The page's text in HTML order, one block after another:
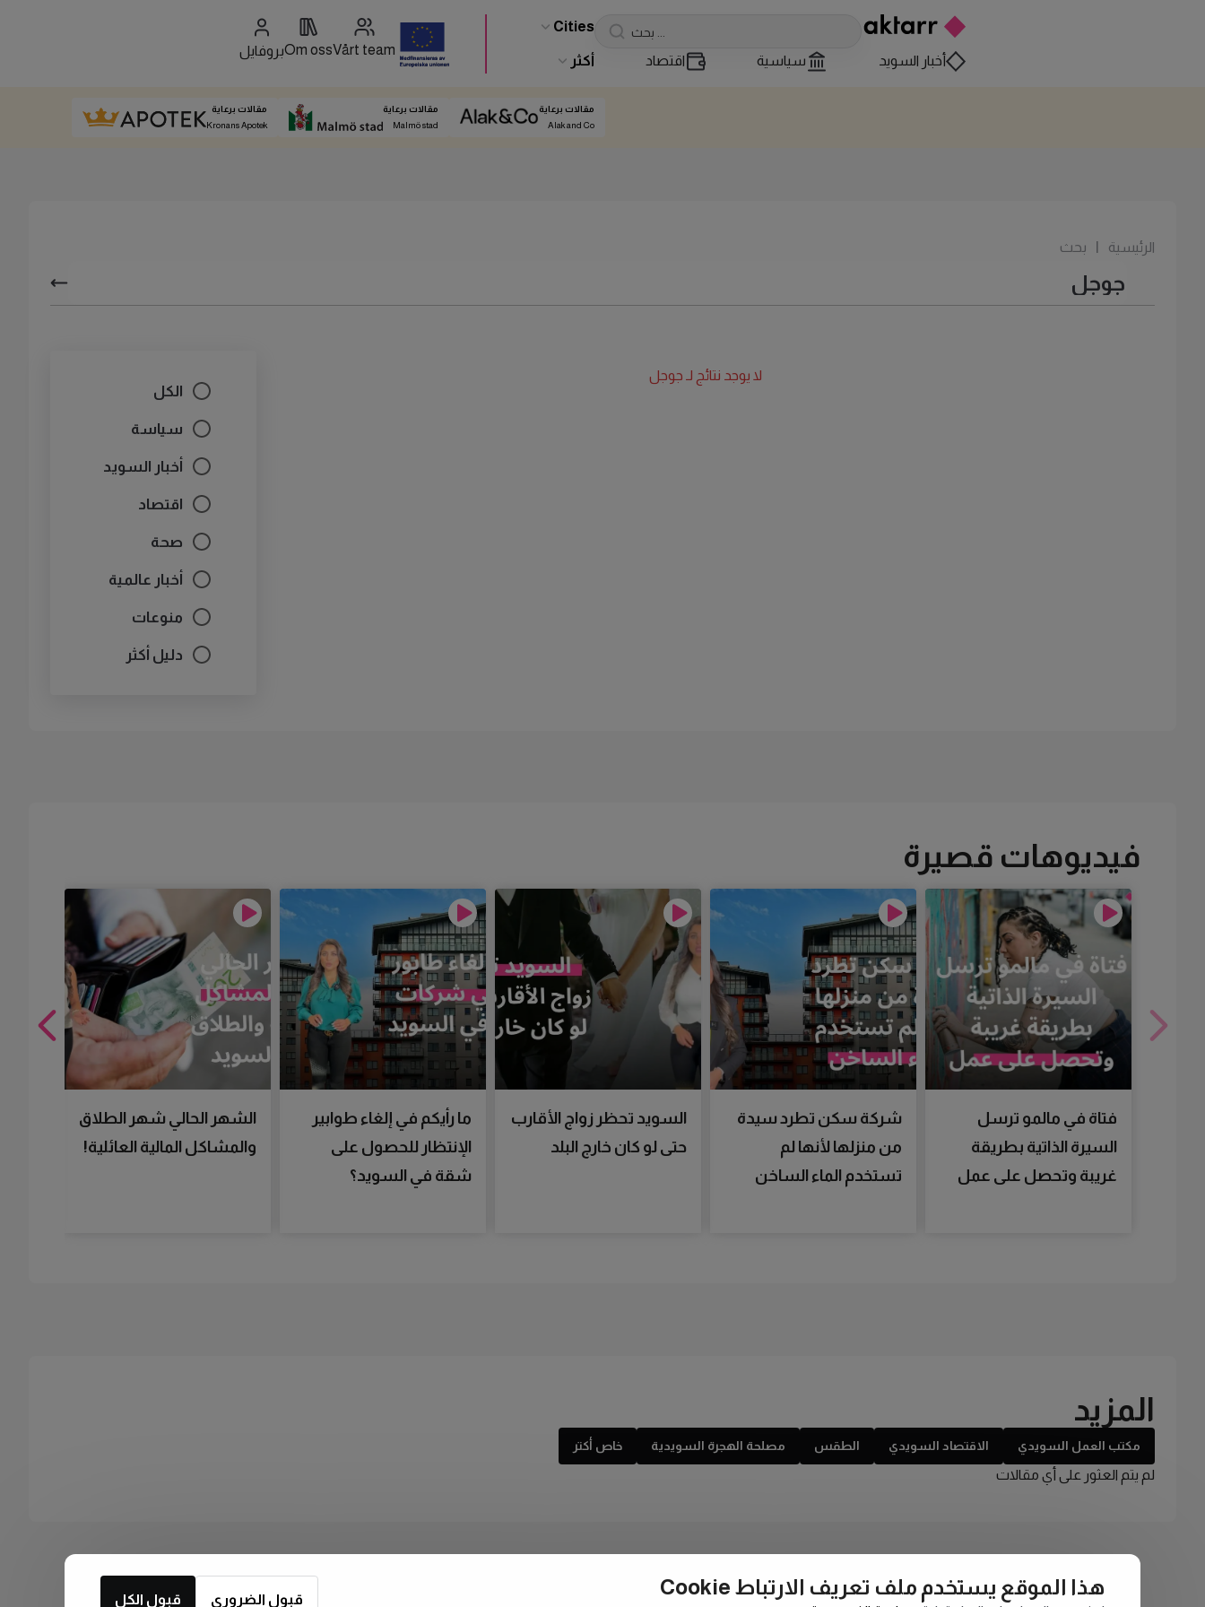
Cities
أخبار السويد سياسية اقتصاد أكثر
Vårt team
Om ossبروفايل
مقالات برعاية
Alak and Co
مقالات برعاية
Malmö stad
مقالات برعاية
Kronans Apotek
الرئيسية | بحث
الكل
سياسة
أخبار السويد
اقتصاد
صحة
أخبار عالمية
منوعات
دليل أكثر
لا يوجد نتائج لـ جوجل
فيديوهات قصيرة
فتاة في مالمو ترسل
السيرة الذاتية بطريقة
غريبة وتحصل على عمل
شركة سكن تطرد سيدة
من منزلها لأنها لم
تستخدم الماء الساخن
السويد تحظر زواج الأقارب
حتى لو كان خارج البلد
ما رأيكم في إلغاء طوابير
الإنتظار للحصول على
شقة في السويد؟
الشهر الحالي شهر الطلاق
والمشاكل المالية العائلية!
المزيد
مكتب العمل السويدي الاقتصاد السويدي الطقس مصلحة الهجرة السويدية خاص أكتر
لم يتم العثور على أي مقالات
هذا الموقع يستخدم ملف تعريف الارتباط Cookie
قبول الكل قبول الضروري